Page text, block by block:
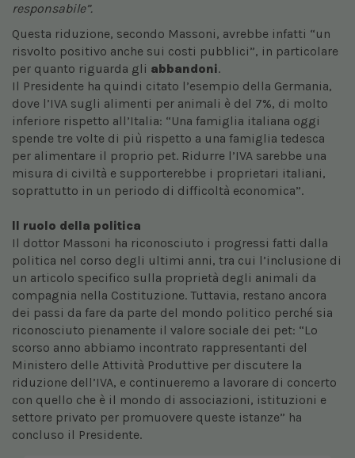
responsabile”.
Questa riduzione, secondo Massoni, avrebbe infatti “un
risvolto positivo anche sui costi pubblici”, in particolare
per quanto riguarda gli abbandoni.
Il Presidente ha quindi citato l’esempio della Germania,
dove l’IVA sugli alimenti per animali è del 7%, di molto
inferiore rispetto all’Italia: “Una famiglia italiana oggi
spende tre volte di più rispetto a una famiglia tedesca
per alimentare il proprio pet. Ridurre l’IVA sarebbe una
misura di civiltà e supporterebbe i proprietari italiani,
soprattutto in un periodo di difficoltà economica”.
Il ruolo della politica
Il dottor Massoni ha riconosciuto i progressi fatti dalla
politica nel corso degli ultimi anni, tra cui l’inclusione di
un articolo specifico sulla proprietà degli animali da
compagnia nella Costituzione. Tuttavia, restano ancora
dei passi da fare da parte del mondo politico perché sia
riconosciuto pienamente il valore sociale dei pet: “Lo
scorso anno abbiamo incontrato rappresentanti del
Ministero delle Attività Produttive per discutere la
riduzione dell’IVA, e continueremo a lavorare di concerto
con quello che è il mondo di associazioni, istituzioni e
settore privato per promuovere queste istanze” ha
concluso il Presidente.